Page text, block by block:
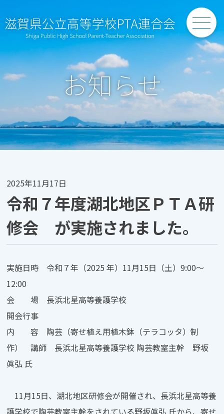
to
content
お知らせ
2025年11月17日
令和７年度湖北地区ＰＴＡ研
修会 が実施されました。
実施日時 令和７年（2025 年）11月15日（土）9:00～
12:00
会 場 長浜北星高等養護学校
開会行事
内 容 陶芸（寄せ植え用植木鉢（テラコッタ）制
作） 講師 長浜北星高等養護学校 陶芸教室主幹 野坂
眞弘 氏
11月15日、湖北地区研修会が開催され、長浜北星高等養
護学校で陶芸教室主幹をされている野坂眞弘 氏から、寄せ